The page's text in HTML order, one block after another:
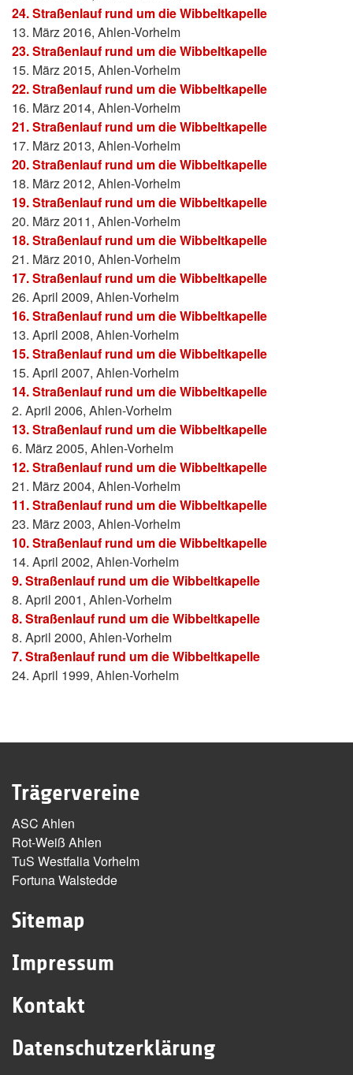
24. Straßenlauf rund um die Wibbeltkapelle
13. März 2016, Ahlen-Vorhelm
23. Straßenlauf rund um die Wibbeltkapelle
15. März 2015, Ahlen-Vorhelm
22. Straßenlauf rund um die Wibbeltkapelle
16. März 2014, Ahlen-Vorhelm
21. Straßenlauf rund um die Wibbeltkapelle
17. März 2013, Ahlen-Vorhelm
20. Straßenlauf rund um die Wibbeltkapelle
18. März 2012, Ahlen-Vorhelm
19. Straßenlauf rund um die Wibbeltkapelle
20. März 2011, Ahlen-Vorhelm
18. Straßenlauf rund um die Wibbeltkapelle
21. März 2010, Ahlen-Vorhelm
17. Straßenlauf rund um die Wibbeltkapelle
26. April 2009, Ahlen-Vorhelm
16. Straßenlauf rund um die Wibbeltkapelle
13. April 2008, Ahlen-Vorhelm
15. Straßenlauf rund um die Wibbeltkapelle
15. April 2007, Ahlen-Vorhelm
14. Straßenlauf rund um die Wibbeltkapelle
2. April 2006, Ahlen-Vorhelm
13. Straßenlauf rund um die Wibbeltkapelle
6. März 2005, Ahlen-Vorhelm
12. Straßenlauf rund um die Wibbeltkapelle
21. März 2004, Ahlen-Vorhelm
11. Straßenlauf rund um die Wibbeltkapelle
23. März 2003, Ahlen-Vorhelm
10. Straßenlauf rund um die Wibbeltkapelle
14. April 2002, Ahlen-Vorhelm
9. Straßenlauf rund um die Wibbeltkapelle
8. April 2001, Ahlen-Vorhelm
8. Straßenlauf rund um die Wibbeltkapelle
8. April 2000, Ahlen-Vorhelm
7. Straßenlauf rund um die Wibbeltkapelle
24. April 1999, Ahlen-Vorhelm
Trägervereine
ASC Ahlen
Rot-Weiß Ahlen
TuS Westfalia Vorhelm
Fortuna Walstedde
Sitemap
Impressum
Kontakt
Datenschutzerklärung